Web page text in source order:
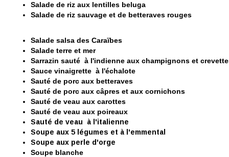
Salade de riz aux lentilles beluga
Salade de riz sauvage et de betteraves rouges
Salade salsa des Caraïbes
Salade terre et mer
Sarrazin sauté à l'indienne aux champignons et
Sauce vinaigrette à l'échalote
Sauté de porc aux betteraves
Sauté de porc aux câpres et aux cornichons
Sauté de veau aux carottes
Sauté de veau aux poireaux
Sauté de veau à l'italienne
Soupe aux 5 légumes et à l'emmental
Soupe aux perle d'orge
Soupe blanche